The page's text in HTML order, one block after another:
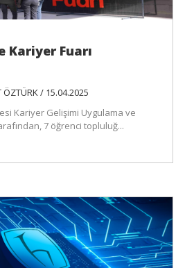
Kariyer Fuarı
ÖZTÜRK / 15.04.2025
Kariyer Gelişimi Uygulama ve
7 öğrenci topluluğ...